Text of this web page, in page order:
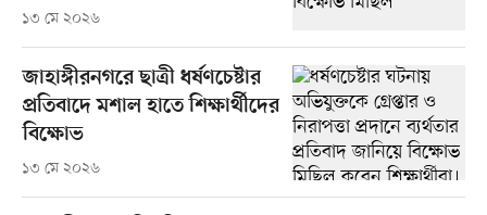
১৩ মে ২০২৬
জাহাঙ্গীরনগরে ছাত্রী ধর্ষণচেষ্টার
প্রতিবাদে মশাল হাতে শিক্ষার্থীদের
বিক্ষোভ
১৩ মে ২০২৬